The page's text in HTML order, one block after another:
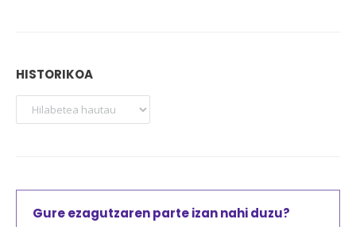
HISTORIKOA
Gure ezagutzaren parte izan nahi duzu?